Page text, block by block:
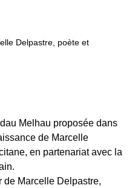
Delpastre, poète et
Melhau proposée dans
de Marcelle
en partenariat avec la
de Marcelle Delpastre,